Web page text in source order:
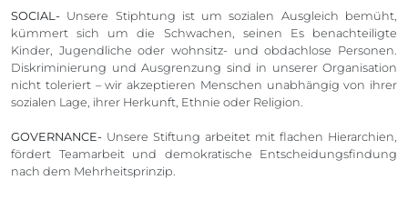
SOCIAL- Unsere Stiphtung ist um sozialen Ausgleich bemüht,
kümmert sich um die Schwachen, seinen Es benachteiligte
Kinder, Jugendliche oder wohnsitz- und obdachlose Personen.
Diskriminierung und Ausgrenzung sind in unserer Organisation
nicht toleriert – wir akzeptieren Menschen unabhängig von ihrer
sozialen Lage, ihrer Herkunft, Ethnie oder Religion.
GOVERNANCE- Unsere Stiftung arbeitet mit flachen Hierarchien,
fördert Teamarbeit und demokratische Entscheidungsfindung
nach dem Mehrheitsprinzip.